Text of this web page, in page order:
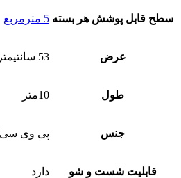
سطح قابل پوشش هر بسته 5 مترمربع
عرض 53 سانتیمتر
طول 10متر
جنس پی وی سی/ PVC
قابلیت شست و شو دارد